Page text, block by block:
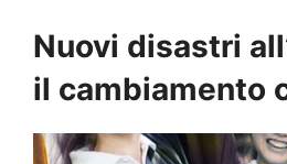
Nuovi disastri
il cambiamento